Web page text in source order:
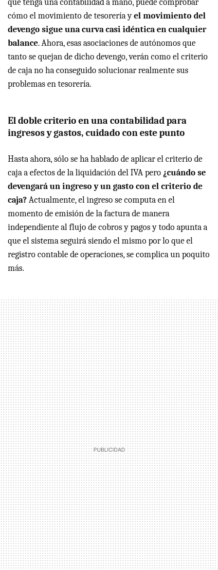
cómo el movimiento de tesorería yel movimiento del
devengo sigue una curva casi idéntica en cualquier
balance. Ahora, esas asociaciones de autónomos que
tanto se quejan de dicho devengo, verán como el criterio
de caja no ha conseguido solucionar realmente sus
problemas en tesorería.
El doble criterio en una contabilidad para
ingresos y gastos, cuidado con este punto
Hasta ahora, sólo se ha hablado de aplicar el criterio de
caja a efectos de la liquidación del IVA pero ¿cuándo se
devengará un ingreso y un gasto con el criterio de
caja?Actualmente, el ingreso se computa en el
momento de emisión de la factura de manera
independiente al flujo de cobros y pagos y todo apunta a
que el sistema seguirá siendo el mismo por lo que el
registro contable de operaciones, se complica un poquito
más.